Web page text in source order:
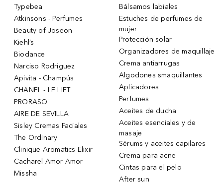
Typebea
Atkinsons - Perfumes
Beauty of Joseon
Kiehl’s
Biodance
Narciso Rodriguez
Apivita - Champús
CHANEL - LE LIFT
PRORASO
AIRE DE SEVILLA
Sisley Cremas Faciales
The Ordinary
Clinique Aromatics Elixir
Cacharel Amor Amor
Missha
Bálsamos labiales
Estuches de perfumes de
mujer
Protección solar
Organizadores de maquillaje
Crema antiarrugas
Algodones smaquillantes
Aplicadores
Perfumes
Aceites de ducha
Aceites esenciales y de
masaje
Sérums y aceites capilares
Crema para acne
Cintas para el pelo
After sun